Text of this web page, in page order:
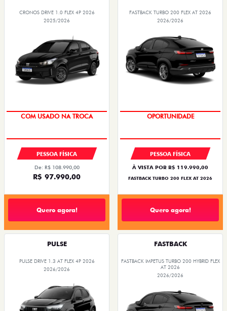
CRONOS DRIVE 1.0 FLEX 4P 2026
2025/2026
COM USADO NA TROCA
PESSOA FÍSICA
De: R$ 108.990,00
R$ 97.990,00
Quero agora!
FASTBACK TURBO 200 FLEX AT 2026
2026/2026
OPORTUNIDADE
PESSOA FÍSICA
À VISTA POR R$ 119.990,00
FASTBACK TURBO 200 FLEX AT 2026
Quero agora!
PULSE
PULSE DRIVE 1.3 AT FLEX 4P 2026
2026/2026
FASTBACK
FASTBACK IMPETUS TURBO 200 HYBRID FLEX
AT 2026
2026/2026